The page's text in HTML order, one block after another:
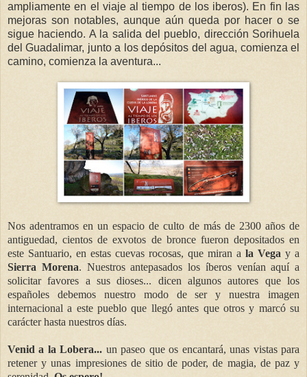
ampliamente en el viaje al tiempo de los iberos). En fin las
mejoras son notables, aunque aún queda por hacer o se
sigue haciendo. A la salida del pueblo, dirección Sorihuela
del Guadalimar, junto a los depósitos del agua, comienza el
camino, comienza la aventura...
Nos adentramos en un espacio de culto de más de 2300 años de
antiguedad, cientos de exvotos de bronce fueron depositados en
este Santuario, en estas cuevas rocosas, que miran a la Vega y a
Sierra Morena. Nuestros antepasados los íberos venían aquí a
solicitar favores a sus dioses... dicen algunos autores que los
españoles debemos nuestro modo de ser y nuestra imagen
internacional a este pueblo que llegó antes que otros y marcó su
carácter hasta nuestros días.
Venid a la Lobera... un paseo que os encantará, unas vistas para
retener y unas impresiones de sitio de poder, de magia, de paz y